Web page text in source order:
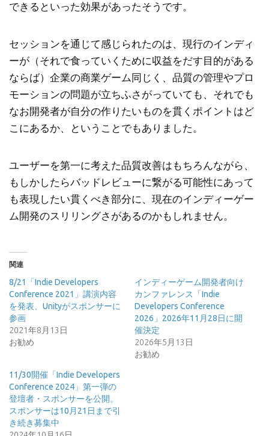
できるといった効果があったそうです。
セッションを通じて感じられたのは、現行のインディ
ーが（それで食っていくために収益をだす目的がある
ならば）企業の商業ゲーム同じく、品質の管理やプロ
モーションの問題が立ちふさがっていても、それでも
なお開発者が自分の作りたいものを貫くポイントはど
こにあるか、ということでもありました。
ユーザーを第一に考えた品質改善はもちろんながら、
もしかしたらバッドレビューに繋がる可能性にあって
も表現したい貫くべき部分に、現在のインディーゲー
ム開発のスリリングさがあるのかもしれません。
関連
8/21「Indie Developers
Conference 2021」講演内容
を発表、Unityがスポンサーに
参画
2021年8月13日
お勧め
インディーゲーム開発者向け
カンファレンス「Indie
Developers Conference
2026」2026年11月28日に開
催決定
2026年5月13日
お勧め
11/30開催「Indie Developers
Conference 2024」第一弾の
登壇者・スポンサーを公開。
スポンサーは10月21日まで引
き続き募集中